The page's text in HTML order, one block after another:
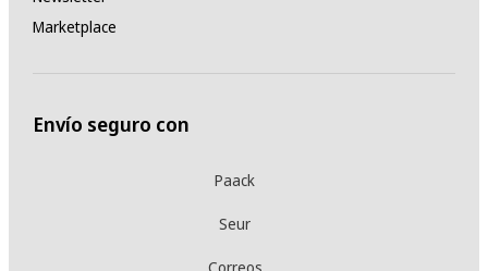
Marketplace
Envío seguro con
Paack
Seur
Correos